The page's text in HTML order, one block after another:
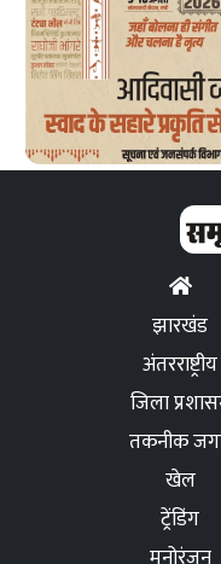
झारखंड
अंतरराष्ट्रीय
जिला
तकनीक
खेल
ट्रेंडिंग